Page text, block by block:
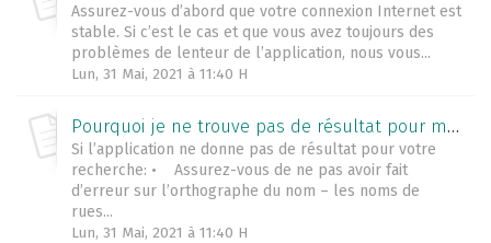
Assurez-vous d’abord que votre connexion Internet est
stable. Si c’est le cas et que vous avez toujours des
problèmes de lenteur de l’application, nous vous...
Lun, 31 Mai, 2021 à 11:40 H
Pourquoi je ne trouve pas de résultat pour ma recherche?
Si l’application ne donne pas de résultat pour votre
recherche: • Assurez-vous de ne pas avoir fait
d’erreur sur l’orthographe du nom – les noms de
rues...
Lun, 31 Mai, 2021 à 11:40 H